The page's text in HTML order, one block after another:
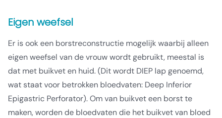
Eigen weefsel
Er is ook een borstreconstructie mogelijk waarbij alleen
eigen weefsel van de vrouw wordt gebruikt, meestal is
dat met buikvet en huid. (Dit wordt DIEP lap genoemd,
wat staat voor betrokken bloedvaten: Deep Inferior
Epigastric Perforator). Om van buikvet een borst te
maken, worden de bloedvaten die het buikvet van bloed